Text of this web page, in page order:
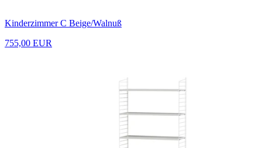
Kinderzimmer C Beige/Walnuß
755,00 EUR